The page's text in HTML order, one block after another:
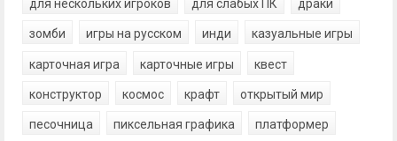
для нескольких игроков для слабых ПК драки
зомби игры на русском инди казуальные игры
карточная игра карточные игры квест
конструктор космос крафт открытый мир
песочница пиксельная графика платформер